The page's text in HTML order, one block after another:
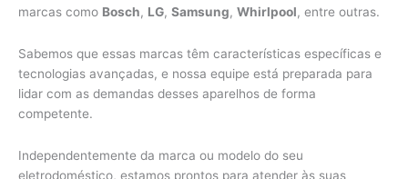
marcas como Bosch, LG, Samsung, Whirlpool, entre outras.
Sabemos que essas marcas têm características específicas e
tecnologias avançadas, e nossa equipe está preparada para
lidar com as demandas desses aparelhos de forma
competente.
Independentemente da marca ou modelo do seu
eletrodoméstico, estamos prontos para atender às suas